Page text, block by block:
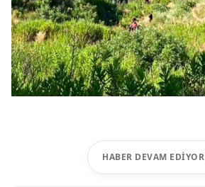
HABER DEVAM EDIYOR